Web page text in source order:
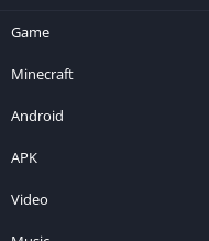
Game
Minecraft
Android
APK
Video